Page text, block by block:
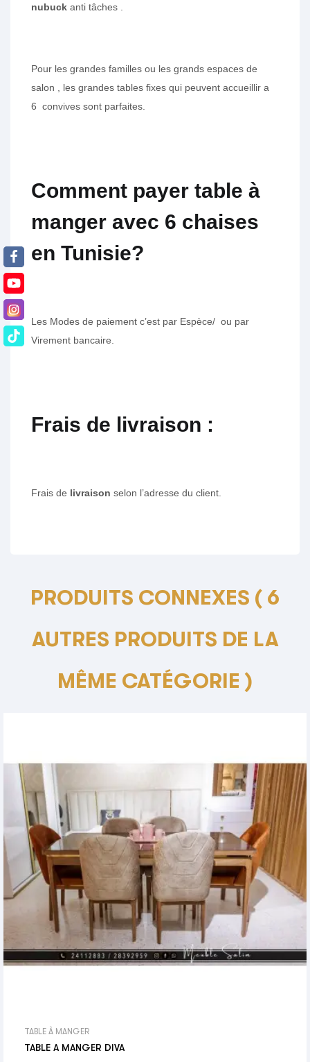
nubuck anti tâches .
Pour les grandes familles ou les grands espaces de
salon , les grandes tables fixes qui peuvent accueillir a
6 convives sont parfaites.
Comment payer table à
manger avec 6 chaises
en Tunisie?
Les Modes de paiement c’est par Espèce/ ou par
Virement bancaire.
Frais de livraison :
Frais de livraison selon l’adresse du client.
PRODUITS CONNEXES ( 6
AUTRES PRODUITS DE LA
MÊME CATÉGORIE )
TABLE À MANGER
TABLE A MANGER DIVA